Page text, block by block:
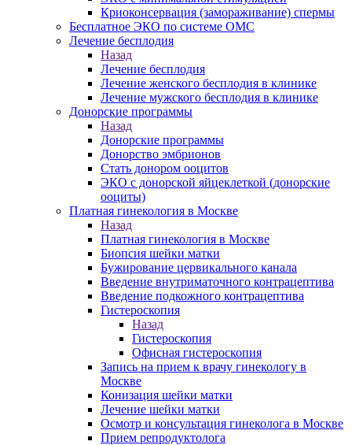
Криоконсервация (замораживание) спермы
Бесплатное ЭКО по системе ОМС
Лечение бесплодия
Назад
Лечение бесплодия
Лечение женского бесплодия в клинике
Лечение мужского бесплодия в клинике
Донорские программы
Назад
Донорские программы
Донорство эмбрионов
Стать донором ооцитов
ЭКО с донорской яйцеклеткой (донорские
ооциты)
Платная гинекология в Москве
Назад
Платная гинекология в Москве
Биопсия шейки матки
Бужирование цервикального канала
Введение внутриматочного контрацептива
Введение подкожного контрацептива
Гистероскопия
Назад
Гистероскопия
Офисная гистероскопия
Запись на прием к врачу гинекологу в
Москве
Конизация шейки матки
Лечение шейки матки
Осмотр и консультация гинеколога в Москве
Прием репродуктолога